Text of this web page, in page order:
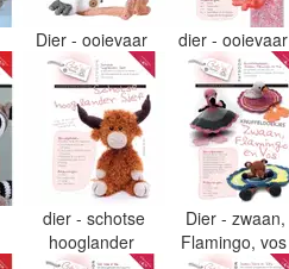
Dier - ooievaar dier -
dier - schotse
hooglander
Dier - zwaan,
Flamingo,